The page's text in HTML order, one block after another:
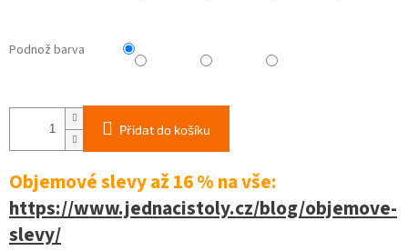
Podnož barva
Přidat do košíku
Objemové slevy až 16 %na vše:
https://www.jednacistoly.cz/blog/objemove-
slevy/